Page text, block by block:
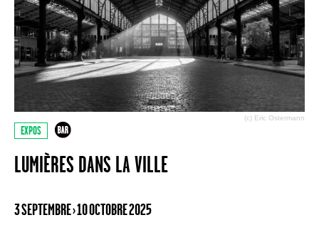
(c) Eric Ostermann
EXPOS
LUMIÈRES DANS LA VILLE
3 SEPTEMBRE › 10 OCTOBRE 2025